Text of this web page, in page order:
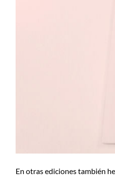
En otras ediciones también